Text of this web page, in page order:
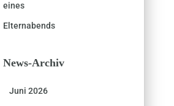
eines
Elternabends
News-Archiv
Juni 2026